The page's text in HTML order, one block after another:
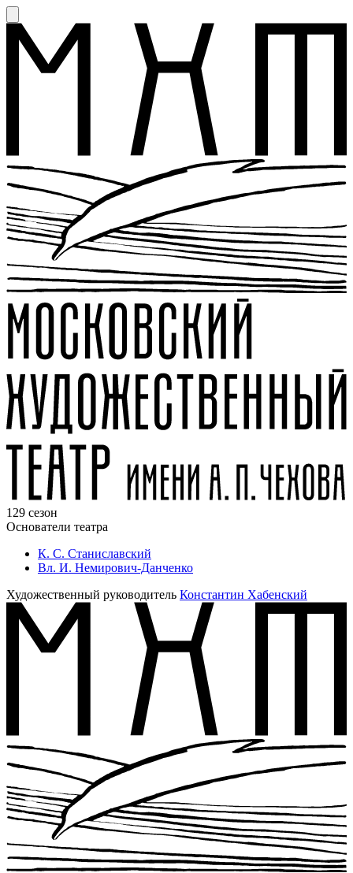
129 сезон
Основатели театра
К. С. Станиславский
Вл. И. Немирович-Данченко
Художественный руководитель Константин Хабенский